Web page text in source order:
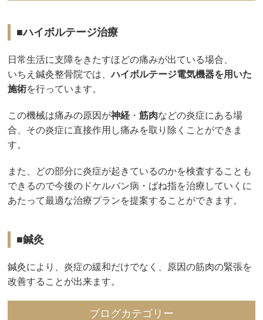
■ハイボルテージ治療
日常生活に支障をきたすほどの痛みが出ている場合、
いちえ鍼灸整骨院では、ハイボルテージ電気機器を用いた
施術を行っています。
この機械は痛みの原因が神経 ・筋肉などの炎症にある場
合、その炎症に直接作用し痛みを取り除くことができま
す。
また、どの部分に炎症が起きているのかを検査することも
できるので今後のドケルバン病・ばね指を治療していくに
あたって最適な治療プランを提案することができます。
■鍼灸
鍼灸により、炎症の緩和だけでなく、原因の筋肉の緊張を
改善することが出来ます。
ブログカテゴリー